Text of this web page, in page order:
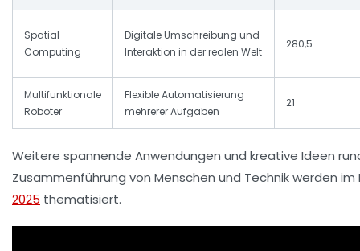
Spatial
Computing
Digitale Umschreibung und
Interaktion in der realen Welt
280,5
Multifunktionale
Roboter
Flexible Automatisierung
mehrerer Aufgaben
21
Weitere spannende Anwendungen und kreative Ideen
Zusammenführung von Menschen und Technik werden
2025 thematisiert.